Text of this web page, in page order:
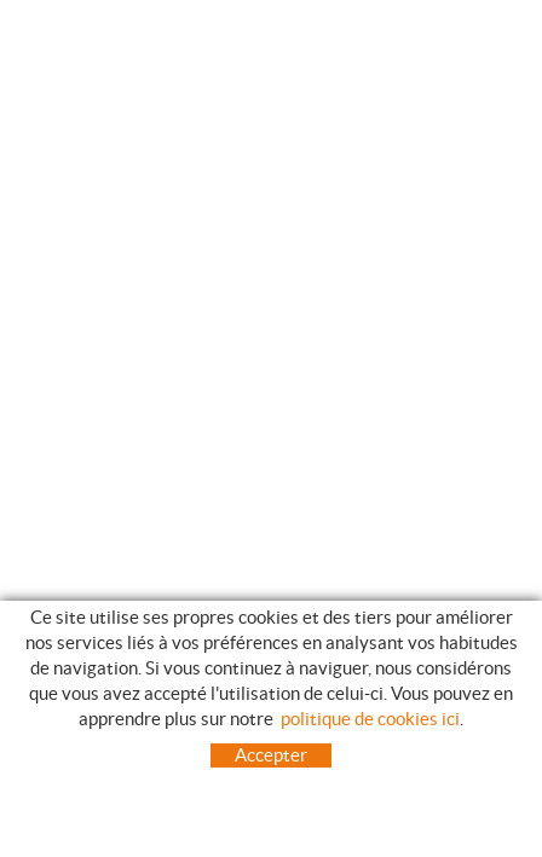
GUIDE DES ACHATS
COMMENT ACHETER
QUESTIONS HABITUELLES
Ce site utilise ses propres cookies et des tiers pour améliorer
nos services liés à vos préférences en analysant vos habitudes
de navigation. Si vous continuez à naviguer, nous considérons
que vous avez accepté l'utilisation de celui-ci. Vous pouvez en
apprendre plus sur notre politique de cookies ici
Accepter